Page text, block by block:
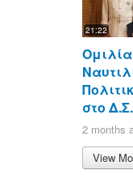
21:22
στο
2 months
View